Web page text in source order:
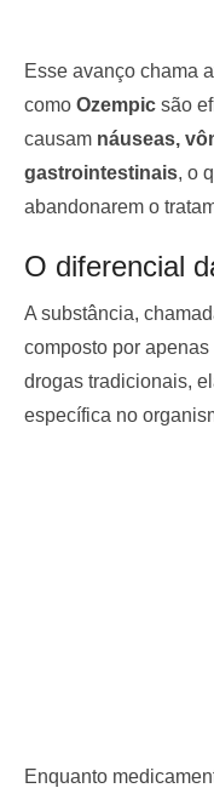
Esse avanço chama
como Ozempic são
causam náuseas,
gastrointestinais, o
abandonarem o
O diferencial
A substância,
composto por
drogas tradicionais,
específica no
Enquanto